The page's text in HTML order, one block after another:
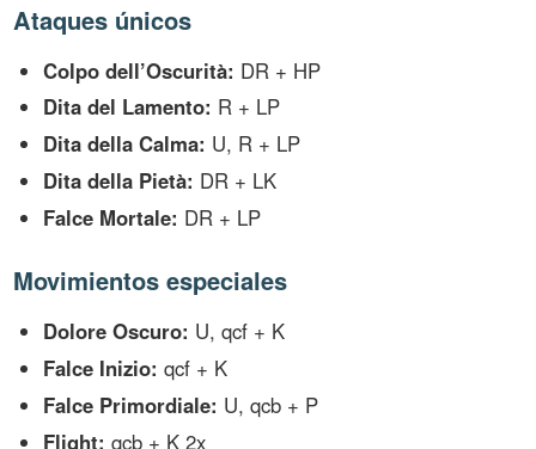
Ataques únicos
Colpo dell’Oscurità: DR + HP
Dita del Lamento: R + LP
Dita della Calma: U, R + LP
Dita della Pietà: DR + LK
Falce Mortale: DR + LP
Movimientos especiales
Dolore Oscuro: U, qcf + K
Falce Inizio: qcf + K
Falce Primordiale: U, qcb + P
Flight: qcb + K 2x